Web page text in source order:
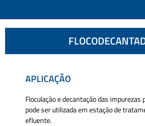
APLICAÇÃO
Floculação e decantação das impurezas
pode ser utilizada em estação de
efluente.